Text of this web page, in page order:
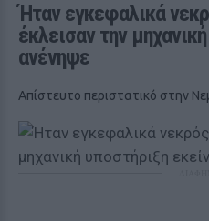
Ήταν εγκεφαλικά
έκλεισαν την
ανένηψε
Απίστευτο περιστατικό στην